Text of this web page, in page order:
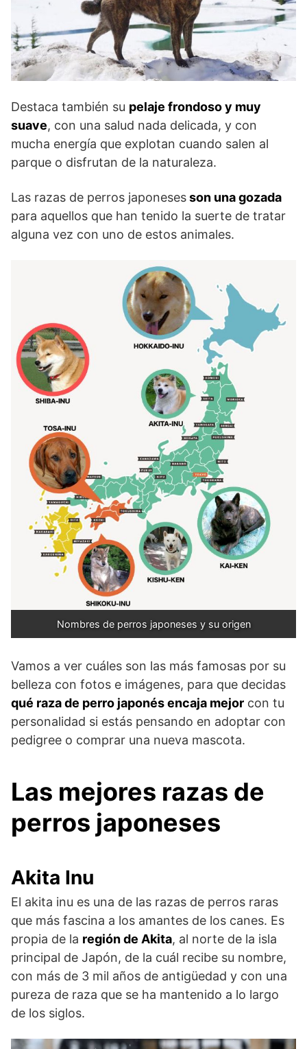
Destaca también su pelaje frondoso y muy
suave, con una salud nada delicada, y con
mucha energía que explotan cuando salen al
parque o disfrutan de la naturaleza.
Las razas de perros japonesesson una gozada
para aquellos que han tenido la suerte de tratar
alguna vez con uno de estos animales.
Nombres de perros japoneses y su origen
Vamos a ver cuáles son las más famosas por su
belleza con fotos e imágenes, para que decidas
qué raza de perro japonés encaja mejor con tu
personalidad si estás pensando en adoptar con
pedigree o comprar una nueva mascota.
Las mejores razas de
perros japoneses
Akita Inu
El akita inu es una de las razas de perros raras
que más fascina a los amantes de los canes. Es
propia de la región de Akita, al norte de la isla
principal de Japón, de la cuál recibe su nombre,
con más de 3 mil años de antigüedad y con una
pureza de raza que se ha mantenido a lo largo
de los siglos.